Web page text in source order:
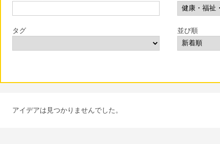
タグ 並び順
アイデアは見つかりませんでした。